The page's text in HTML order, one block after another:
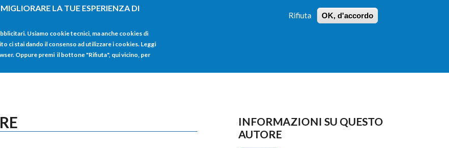
LA TUE ESPERIENZA DI
Usiamo cookie tecnici, ma anche cookies di
ci stai dando il consenso ad utilizzare i cookies. Leggi
Oppure premi il bottone "Rifiuta", qui vicino, per
Rifiuta OK, d'accordo
RICERCA
HOME
INFORMAZIONI SU QUESTO
AUTORE